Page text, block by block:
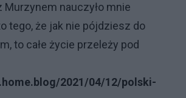
Murzynem nauczyło mnie
tego, że jak nie pójdziesz do
to całe życie przeleży pod
2021/04/12/polski-